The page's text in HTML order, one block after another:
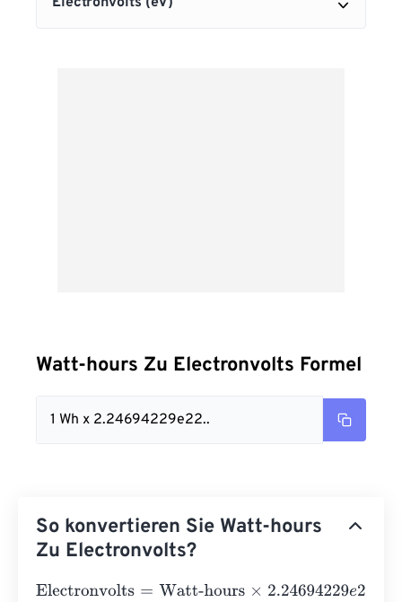
Watt-hours Zu Electronvolts Formel
1 Wh x 2.24694229e22..
So konvertieren Sie Watt-hours
Zu Electronvolts?
Electronvolts=Watt-hours×2.24694229e22